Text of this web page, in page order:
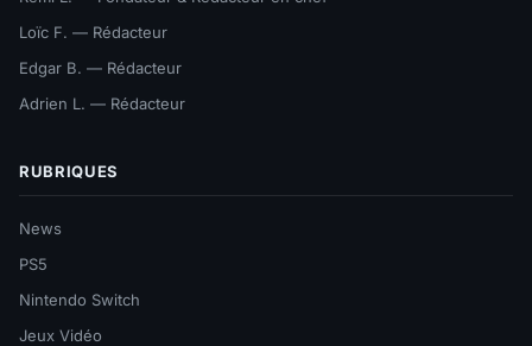
Loïc F. — Rédacteur
Edgar B. — Rédacteur
Adrien L. — Rédacteur
RUBRIQUES
News
PS5
Nintendo Switch
Jeux Vidéo